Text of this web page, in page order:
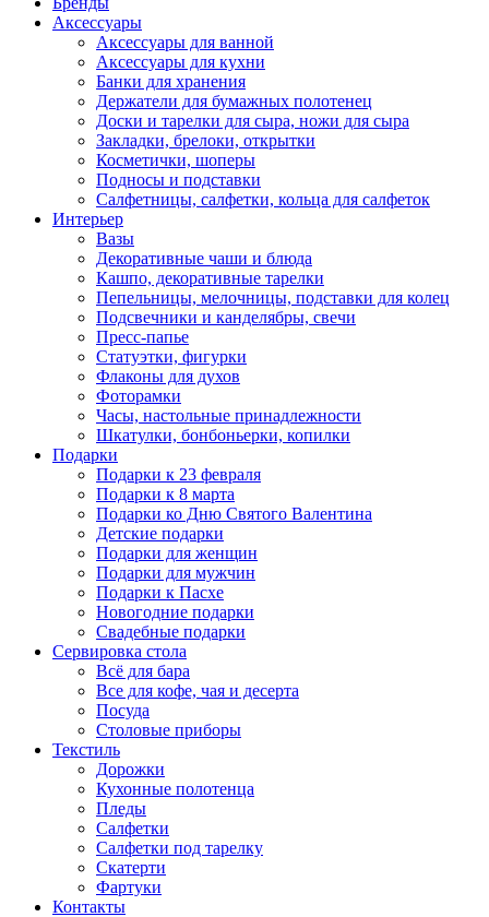
Аксессуары
Аксессуары для ванной
Аксессуары для кухни
Банки для хранения
Держатели для бумажных полотенец
Доски и тарелки для сыра, ножи для сыра
Закладки, брелоки, открытки
Косметички, шоперы
Подносы и подставки
Салфетницы, салфетки, кольца для салфеток
Интерьер
Вазы
Декоративные чаши и блюда
Кашпо, декоративные тарелки
Пепельницы, мелочницы, подставки для колец
Подсвечники и канделябры, свечи
Пресс-папье
Статуэтки, фигурки
Флаконы для духов
Фоторамки
Часы, настольные принадлежности
Шкатулки, бонбоньерки, копилки
Подарки
Подарки к 23 февраля
Подарки к 8 марта
Подарки ко Дню Святого Валентина
Детские подарки
Подарки для женщин
Подарки для мужчин
Подарки к Пасхе
Новогодние подарки
Свадебные подарки
Сервировка стола
Всё для бара
Все для кофе, чая и десерта
Посуда
Столовые приборы
Текстиль
Дорожки
Кухонные полотенца
Пледы
Салфетки
Салфетки под тарелку
Скатерти
Фартуки
Контакты